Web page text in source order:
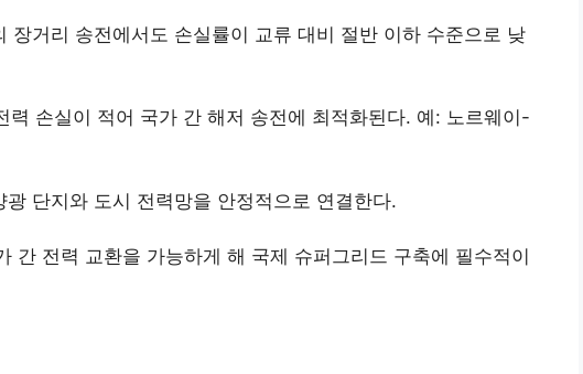
장거리 송전에서도 손실률이 교류 대비 절반 이하 수준으로 낮
력 손실이 적어 국가 간 해저 송전에 최적화된다. 예: 노르웨이-
광 단지와 도시 전력망을 안정적으로 연결한다.
간 전력 교환을 가능하게 해 국제 슈퍼그리드 구축에 필수적이